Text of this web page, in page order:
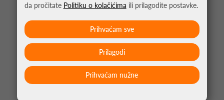
PIKADO PERA ARCADE VISION ULTRA AQUA
da pročitate Politiku o kolačićima ili prilagodite postavke.
Prihvaćam nužne
Prilagodi
Prihvaćam sve